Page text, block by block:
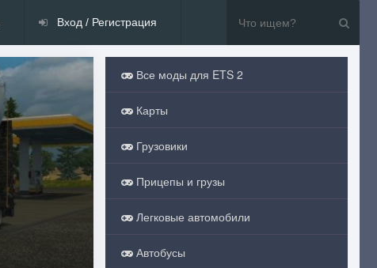
Вход / Регистрация
Все моды для ETS 2
Карты
Грузовики
Прицепы и грузы
Легковые автомобили
Автобусы